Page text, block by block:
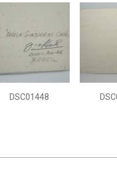
DSC01448